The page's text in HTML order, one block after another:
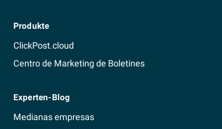
Produkte
ClickPost.cloud
Centro de Marketing de Boletines
Experten-Blog
Medianas empresas